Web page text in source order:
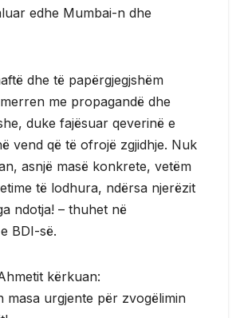
edhe Mumbai-n dhe
dhe të papërgjegjshëm
me propagandë dhe
duke fajësuar qeverinë e
vend që të ofrojë zgjidhje. Nuk
asnjë masë konkrete, vetëm
të lodhura, ndërsa njerëzit
ndotja! – thuhet në
BDI-së.
kërkuan:
masa urgjente për zvogëlimin